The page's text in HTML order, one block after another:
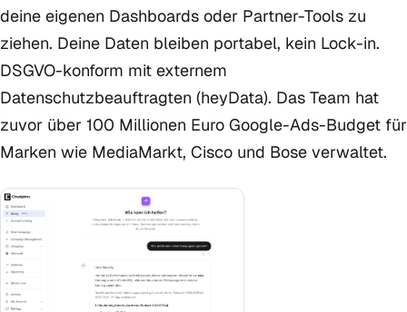
deine eigenen Dashboards oder Partner-Tools zu
ziehen. Deine Daten bleiben portabel, kein Lock-in.
DSGVO-konform mit externem
Datenschutzbeauftragten (heyData). Das Team hat
zuvor über 100 Millionen Euro Google-Ads-Budget für
Marken wie MediaMarkt, Cisco und Bose verwaltet.